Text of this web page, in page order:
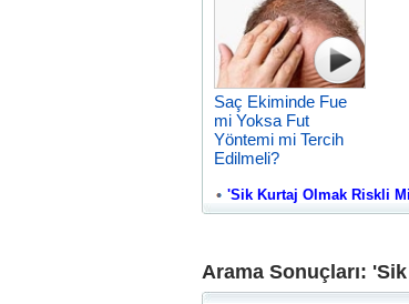
Saç Ekiminde Fue
mi Yoksa Fut
Yöntemi mi Tercih
Edilmeli?
'Sik Kurtaj Olmak Riskli
Arama Sonuçları: